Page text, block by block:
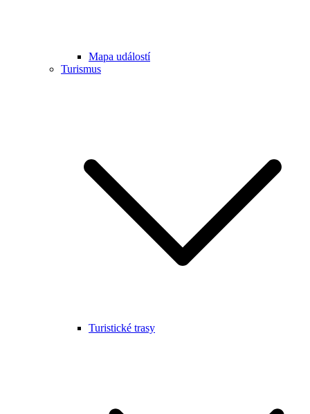
Mapa událostí
Turismus
Turistické trasy